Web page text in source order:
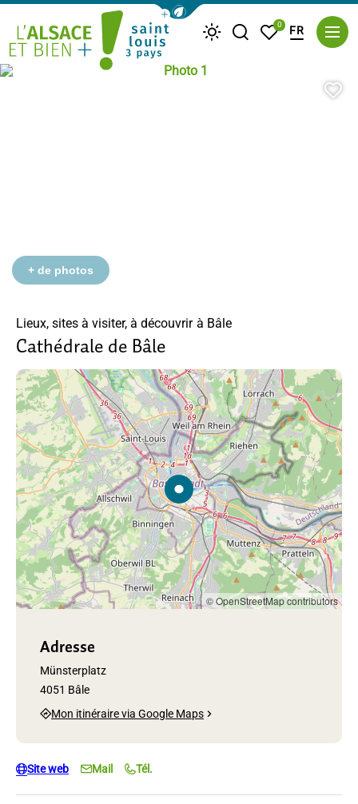
Afficher la barre de navigation du
MétéoJe recherche
Mes favoris
0 FR
Lieux, sites à visiter, à découvrir à Bâle
Cathédrale de Bâle
Photo 1, © Basel Tourismus
+ de photos
© OpenStreetMap contributors
Adresse
Münsterplatz
4051 Bâle
Mon itinéraire via Google Maps
Site web Mail Tél.